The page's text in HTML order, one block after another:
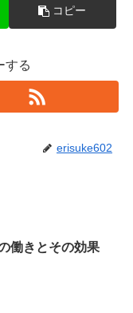
コピー
する
erisuke602
働きとその効果